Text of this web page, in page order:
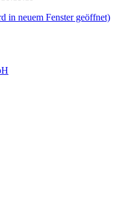
in neuem Fenster geöffnet)